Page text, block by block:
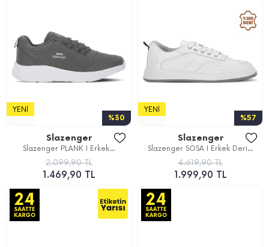
%30
YENI
Slazenger
Slazenger PLANK I Erkek...
2.099,90 TL
1.469,90 TL
%57
YENI
Slazenger
Slazenger SOSA I Erkek Deri...
4.619,90 TL
1.999,90 TL